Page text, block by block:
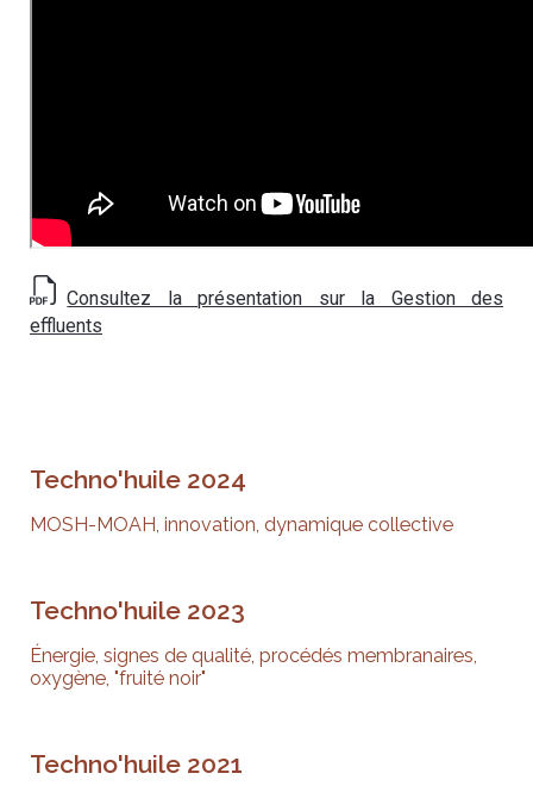
Consultez la présentation sur la Gestion des
effluents
Techno'huile 2024
MOSH-MOAH, innovation, dynamique collective
Techno'huile 2023
Énergie, signes de qualité, procédés membranaires,
oxygène, "fruité noir"
Techno'huile 2021